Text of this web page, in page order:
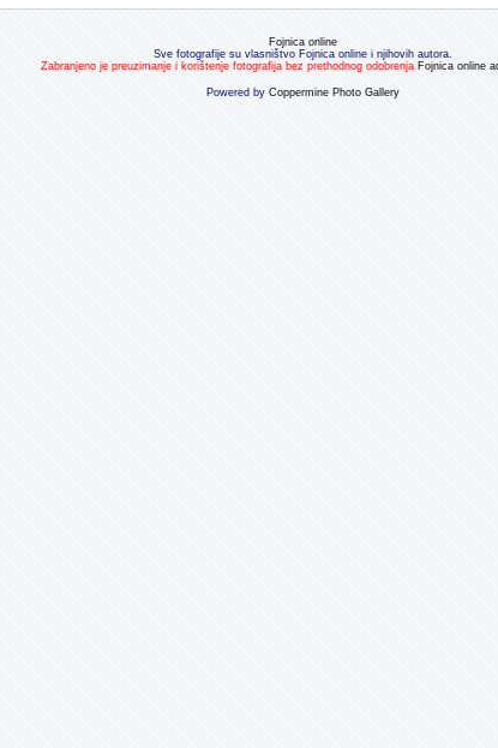
Fojnica online
Sve fotografije su vlasništvo Fojnica online i njihovih autora.
Zabranjeno je preuzimanje i korištenje fotografija bez prethodnog odobrenja Fojnica online
Powered by Coppermine Photo Gallery